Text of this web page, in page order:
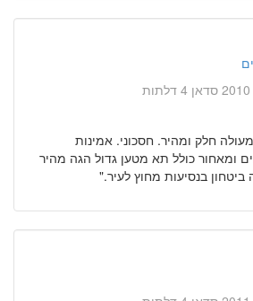
חלק ומהיר. חסכוני. אמינות
ומאחור כולל תא מטען גדול הגה מהיר
בנסיעות מחוץ לעיר."